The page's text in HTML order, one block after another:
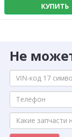
КУПИТЬ
Не